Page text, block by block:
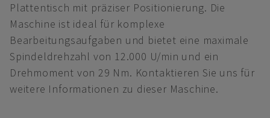
Plattentisch mit präziser Positionierung. Die
Maschine ist ideal für komplexe
Bearbeitungsaufgaben und bietet eine maximale
Spindeldrehzahl von 12.000 U/min und ein
Drehmoment von 29 Nm. Kontaktieren Sie uns für
weitere Informationen zu dieser Maschine.